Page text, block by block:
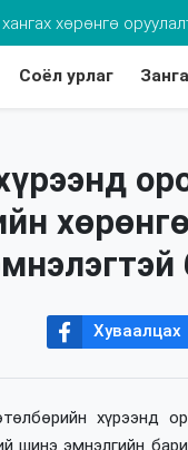
хөрөнгө
Соёл урлаг
Хуваалцах
хүрээнд
шинэ эмнэлгийн